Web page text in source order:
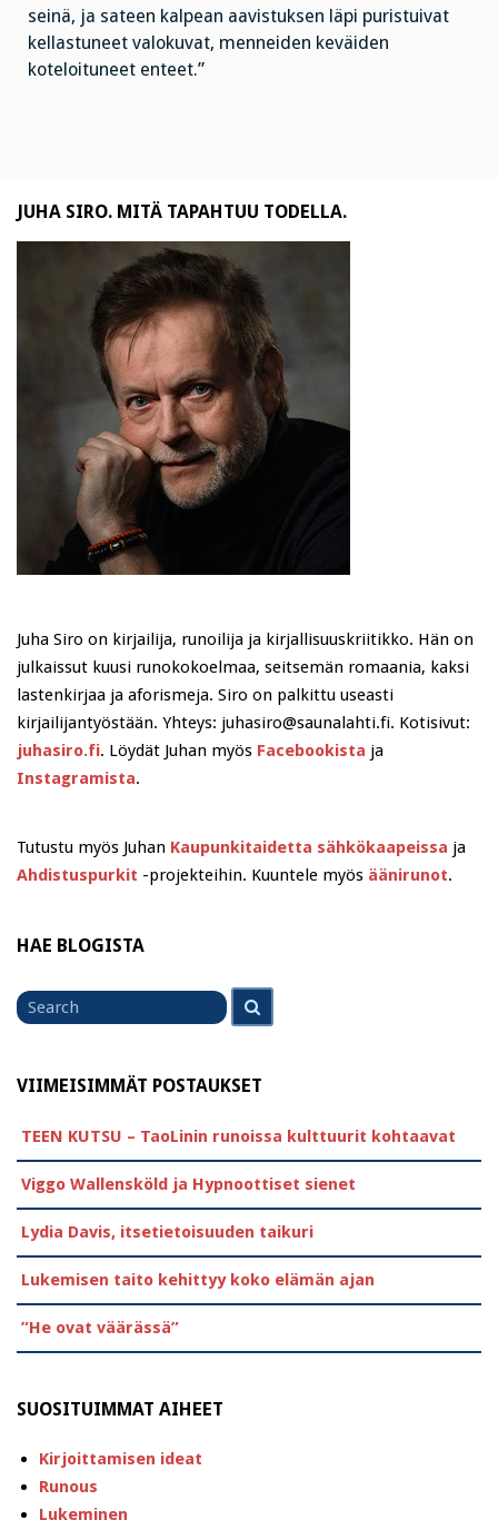
seinä, ja sateen kalpean aavistuksen läpi puristuivat
kellastuneet valokuvat, menneiden keväiden
koteloituneet enteet.”
JUHA SIRO. MITÄ TAPAHTUU TODELLA.
Juha Siro on kirjailija, runoilija ja kirjallisuuskriitikko. Hän on
julkaissut kuusi runokokoelmaa, seitsemän romaania, kaksi
lastenkirjaa ja aforismeja. Siro on palkittu useasti
kirjailijantyöstään. Yhteys: juhasiro@saunalahti.fi. Kotisivut:
juhasiro.fi. Löydät Juhan myös Facebookista ja
Instagramista.
Tutustu myös Juhan Kaupunkitaidetta sähkökaapeissa ja
Ahdistuspurkit -projekteihin. Kuuntele myös äänirunot.
HAE BLOGISTA
Search
for
VIIMEISIMMÄT POSTAUKSET
TEEN KUTSU – TaoLinin runoissa kulttuurit kohtaavat
Viggo Wallensköld ja Hypnoottiset sienet
Lydia Davis, itsetietoisuuden taikuri
Lukemisen taito kehittyy koko elämän ajan
”He ovat väärässä”
SUOSITUIMMAT AIHEET
Kirjoittamisen ideat
Runous
Lukeminen